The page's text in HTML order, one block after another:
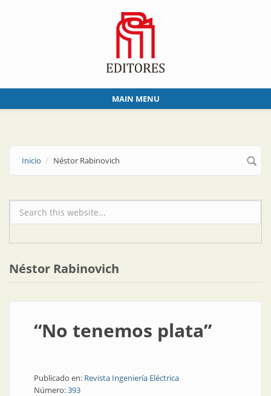
MAIN MENU
Inicio Néstor Rabinovich
Formulario de búsqueda
Néstor Rabinovich
“No tenemos plata”
Publicado en: Revista Ingeniería Eléctrica
Número:393